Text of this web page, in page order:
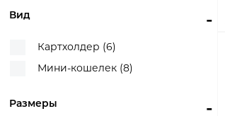
Черный/Зеленый (1)
-
Вид
Картхолдер (6)
Мини-кошелек (8)
-
Размеры